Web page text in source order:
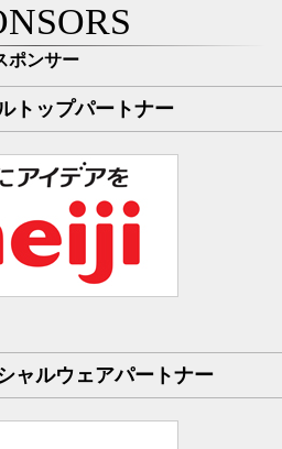
ポンサー
トップパートナー
ャルウェアパートナー